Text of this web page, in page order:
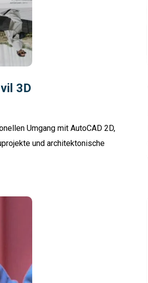
3D
Umgang mit AutoCAD 2D,
und architektonische